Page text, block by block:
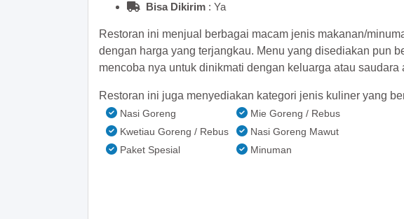
Bisa Dikirim : Ya
Restoran ini menjual berbagai macam jenis makanan/
dengan harga yang terjangkau. Menu yang disediakan pun
mencoba nya untuk dinikmati dengan keluarga atau saudara
Restoran ini juga menyediakan kategori jenis kuliner yang
Nasi Goreng
Mie Goreng / Rebus
Kwetiau Goreng / Rebus
Nasi Goreng Mawut
Paket Spesial
Minuman